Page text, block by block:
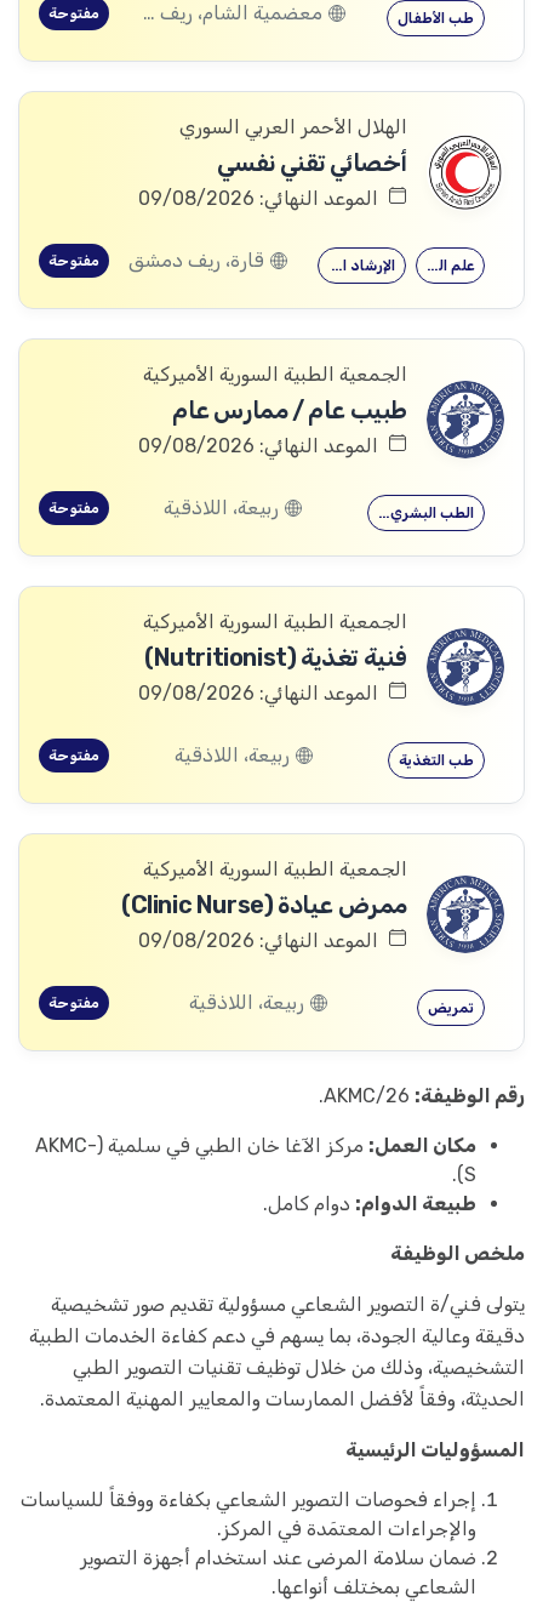
طب الأطفال معضمية الشام، ريف دمشق مفتوحة
الهلال الأحمر العربي السوري
أخصائي تقني نفسي
الموعد النهائي: 09/08/2026
الإرشاد النفسي علم النفس قارة، ريف دمشق مفتوحة
الجمعية الطبية السورية الأميركية
طبيب عام / ممارس عام
الموعد النهائي: 09/08/2026
الطب البشري… ربيعة، اللاذقية مفتوحة
الجمعية الطبية السورية الأميركية
فنية تغذية (Nutritionist)
الموعد النهائي: 09/08/2026
طب التغذية ربيعة، اللاذقية مفتوحة
الجمعية الطبية السورية الأميركية
ممرض عيادة (Clinic Nurse)
الموعد النهائي: 09/08/2026
تمريض ربيعة، اللاذقية مفتوحة
رقم الوظيفة:
مكان العمل:
مركز الآغا خان الطبي في سلمية (AKMC-
S).
طبيعة الدوام: دوام كامل.
ملخص الوظيفة
يتولى فني/ة التصوير الشعاعي مسؤولية تقديم صور تشخيصية
دقيقة وعالية الجودة، بما يسهم في دعم كفاءة الخدمات الطبية
التشخيصية، وذلك من خلال توظيف تقنيات التصوير الطبي
الحديثة، وفقاً لأفضل الممارسات والمعايير المهنية المعتمدة.
المسؤوليات الرئيسية
إجراء فحوصات التصوير الشعاعي بكفاءة ووفقاً للسياسات
والإجراءات المعتمَدة في المركز.
ضمان سلامة المرضى عند استخدام أجهزة التصوير
الشعاعي بمختلف أنواعها.